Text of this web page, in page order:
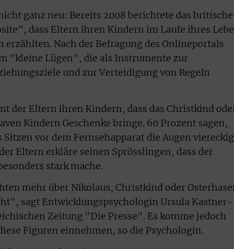
ganz neu: Bereits 2008 berichtete das britische
dass Eltern ihren Kindern im Laufe ihres
Nach der Befragung des Onlineportals
"kleine Lügen", die als Instrumente zur
und zur Verteidigung von Regeln
der Eltern ihren Kindern, dass das Christkind
Kindern Geschenke bringe. 60 Prozent sagen,
Sitzen vor dem Fernsehapparat die Augen viereckig
Eltern erkläre seinen Sprösslingen, dass der
stark mache.
mehr über Nikolaus, Christkind oder
sagt Entwicklungspsychologin Ursula Kastner-
Zeitung "Die Presse". Es komme jedoch
Figuren einnehmen, so die Psychologin.